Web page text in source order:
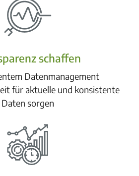
schaffen
Datenmanagement
für aktuelle und konsistente
Daten sorgen